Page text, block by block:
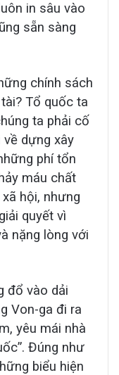
in sâu vào
sẵn sàng
chính sách
Tổ quốc ta
ta phải cố
dựng xây
phí tổn
máu chất
hội, nhưng
quyết vì
nặng lòng với
đổ vào dải
Von-ga đi ra
yêu mái nhà
Đúng như
biểu hiện